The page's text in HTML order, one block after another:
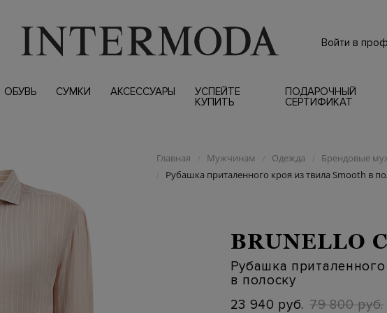
Войти в
ОБУВЬ СУМКИ АКСЕССУАРЫ
УСПЕЙТЕ
КУПИТЬ
ПОДАРОЧНЫЙ
СЕРТИФИКАТ
Главная / Мужчинам / Одежда / Брендовые
/ Рубашка приталенного кроя из твила Smooth в
BRUNELLO
Рубашка
в полоску
23 940 руб. 79 800 руб.